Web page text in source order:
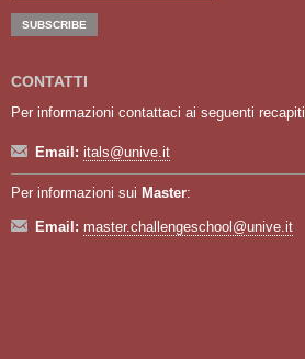
CONTATTI
Per informazioni contattaci ai seguenti recapiti
Email: itals@unive.it
Per informazioni sui Master:
Email: master.challengeschool@unive.it